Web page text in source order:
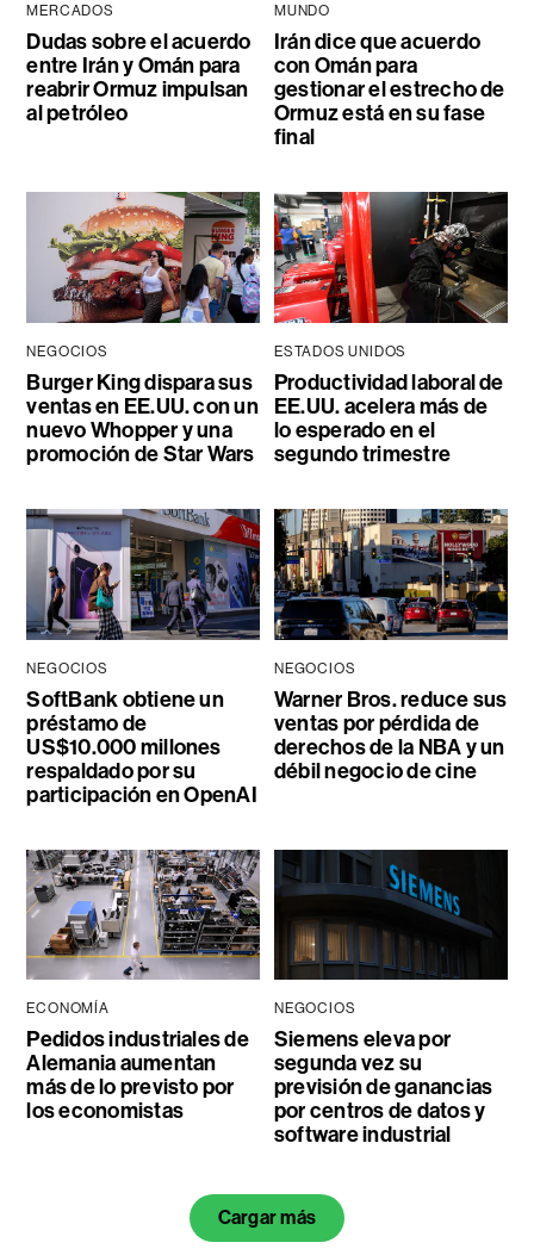
MERCADOS
Dudas sobre el acuerdo
entre Irán y Omán para
reabrir Ormuz impulsan
al petróleo
MUNDO
Irán dice que acuerdo
con Omán para
gestionar el estrecho de
Ormuz está en su fase
final
NEGOCIOS
Burger King dispara sus
ventas en EE.UU. con un
nuevo Whopper y una
promoción de Star Wars
ESTADOS UNIDOS
Productividad laboral de
EE.UU. acelera más de
lo esperado en el
segundo trimestre
NEGOCIOS
SoftBank obtiene un
préstamo de
US$10.000 millones
respaldado por su
participación en OpenAI
NEGOCIOS
Warner Bros. reduce sus
ventas por pérdida de
derechos de la NBA y un
débil negocio de cine
ECONOMÍA
Pedidos industriales de
Alemania aumentan
más de lo previsto por
los economistas
NEGOCIOS
Siemens eleva por
segunda vez su
previsión de ganancias
por centros de datos y
software industrial
Cargar más